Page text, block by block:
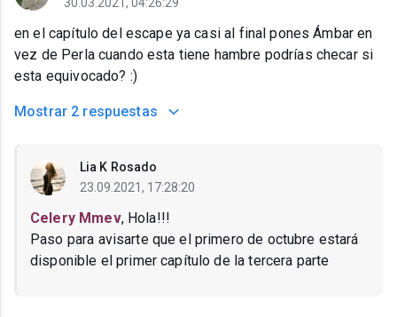
en el capítulo del escape ya casi al final pones Ámbar en
vez de Perla cuando esta tiene hambre podrías checar si
esta equivocado? :)
Mostrar 2 respuestas
Lia K Rosado
23.09.2021, 17:28:20
Celery Mmev, Hola!!!
Paso para avisarte que el primero de octubre estará
disponible el primer capítulo de la tercera parte